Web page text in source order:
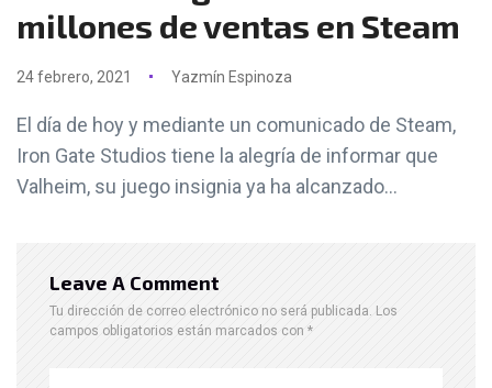
millones de ventas en Steam
24 febrero, 2021 Yazmín Espinoza
El día de hoy y mediante un comunicado de Steam,
Iron Gate Studios tiene la alegría de informar que
Valheim, su juego insignia ya ha alcanzado...
Leave A Comment
Tu dirección de correo electrónico no será publicada. Los
campos obligatorios están marcados con *